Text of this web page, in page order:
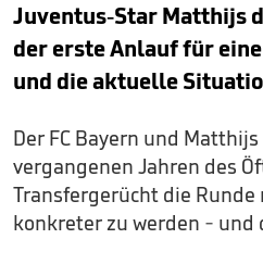
Juventus-Star Matthijs
der erste Anlauf für
und die aktuelle
Der FC Bayern und
vergangenen Jahren des
Transfergerücht die
konkreter zu werden - und